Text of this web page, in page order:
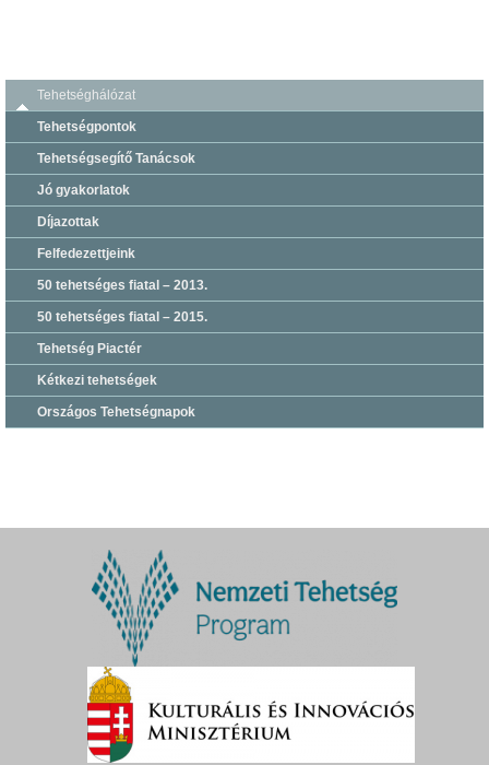
Tehetséghálózat
Tehetségpontok
Tehetségsegítő Tanácsok
Jó gyakorlatok
Díjazottak
Felfedezettjeink
50 tehetséges fiatal – 2013.
50 tehetséges fiatal – 2015.
Tehetség Piactér
Kétkezi tehetségek
Országos Tehetségnapok